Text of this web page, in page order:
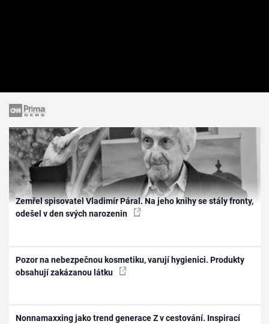
Zemřel spisovatel Vladimír Páral. Na jeho knihy se stály fronty,
odešel v den svých narozenin
Pozor na nebezpečnou kosmetiku, varují hygienici. Produkty
obsahují zakázanou látku
Nonnamaxxing jako trend generace Z v cestování. Inspirací